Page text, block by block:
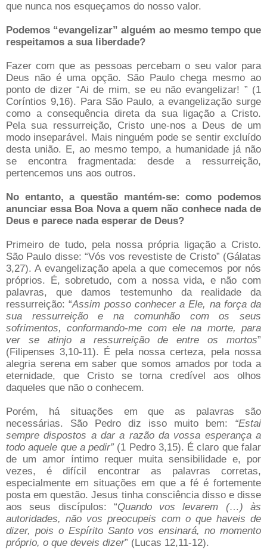
que nunca nos esqueçamos do nosso valor.
Podemos “evangelizar” alguém ao mesmo tempo que
respeitamos a sua liberdade?
Fazer com que as pessoas percebam o seu valor para
Deus não é uma opção. São Paulo chega mesmo ao
ponto de dizer “Ai de mim, se eu não evangelizar! ” (1
Coríntios 9,16). Para São Paulo, a evangelização surge
como a consequência direta da sua ligação a Cristo.
Pela sua ressurreição, Cristo une-nos a Deus de um
modo inseparável. Mais ninguém pode se sentir excluído
desta união. E, ao mesmo tempo, a humanidade já não
se encontra fragmentada: desde a ressurreição,
pertencemos uns aos outros.
No entanto, a questão mantém-se: como podemos
anunciar essa Boa Nova a quem não conhece nada de
Deus e parece nada esperar de Deus?
Primeiro de tudo, pela nossa própria ligação a Cristo.
São Paulo disse: “Vós vos revestiste de Cristo” (Gálatas
3,27). A evangelização apela a que comecemos por nós
próprios. É, sobretudo, com a nossa vida, e não com
palavras, que damos testemunho da realidade da
ressurreição: “Assim posso conhecer a Ele, na força da
sua ressurreição e na comunhão com os seus
sofrimentos, conformando-me com ele na morte, para
ver se atinjo a ressurreição de entre os mortos”
(Filipenses 3,10-11). É pela nossa certeza, pela nossa
alegria serena em saber que somos amados por toda a
eternidade, que Cristo se torna credível aos olhos
daqueles que não o conhecem.
Porém, há situações em que as palavras são
necessárias. São Pedro diz isso muito bem: “Estai
sempre dispostos a dar a razão da vossa esperança a
todo aquele que a pedir”(1 Pedro 3,15). É claro que falar
de um amor íntimo requer muita sensibilidade e, por
vezes, é difícil encontrar as palavras corretas,
especialmente em situações em que a fé é fortemente
posta em questão. Jesus tinha consciência disso e disse
aos seus discípulos: “Quando vos levarem (…) às
autoridades, não vos preocupeis com o que haveis de
dizer, pois o Espírito Santo vos ensinará, no momento
próprio, o que deveis dizer” (Lucas 12,11-12).